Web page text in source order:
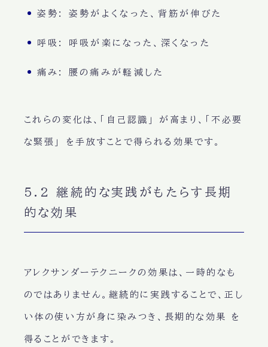
姿勢 : 姿勢がよくなった、背筋が伸びた
呼吸 : 呼吸が楽になった、深くなった
痛み : 腰の痛みが軽減した
これらの変化は、 「自己認識」 が高まり、 「不必要
な緊張」 を手放すことで得られる効果です。
5.2 継続的な実践がもたらす長期
的な効果
アレクサンダーテクニークの効果は、 一時的なも
のではありません 。継続的に実践することで、 正し
い体の使い方が身に染みつき 、 長期的な効果 を
得ることができます。